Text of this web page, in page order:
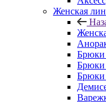
Женская
Брюки
Брюки